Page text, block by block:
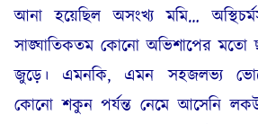
আনা হয়েছিল অসংখ্য মমি…
সাঙ্ঘাতিকতম কোনো অভিশাপের মতো
জুড়ে। এমনকি, এমন সহজলভ্য
কোনো শকুন পর্যন্ত নেমে আসেনি